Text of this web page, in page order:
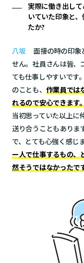
実際に働き出し
いていた印象と
たか?
八坂
面接の時の印象
せん。社員さんは皆、
ても仕事しやすいです
のことも、 作業員では
れるので安心できます
当初思っていた以上に
送り合うこともありま
で、とても心強く感じ
ー人で仕事するもの、
然そうではなかったで